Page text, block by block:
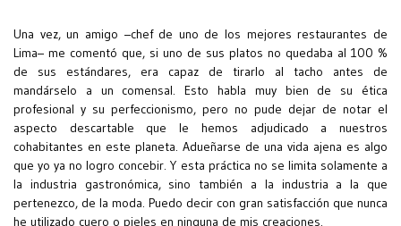
Una vez, un amigo –chef de uno de los mejores restaurantes de
Lima– me comentó que, si uno de sus platos no quedaba al 100 %
de sus estándares, era capaz de tirarlo al tacho antes de
mandárselo a un comensal. Esto habla muy bien de su ética
profesional y su perfeccionismo, pero no pude dejar de notar el
aspecto descartable que le hemos adjudicado a nuestros
cohabitantes en este planeta. Adueñarse de una vida ajena es algo
que yo ya no logro concebir. Y esta práctica no se limita solamente a
la industria gastronómica, sino también a la industria a la que
pertenezco, de la moda. Puedo decir con gran satisfacción que nunca
he utilizado cuero o pieles en ninguna de mis creaciones.